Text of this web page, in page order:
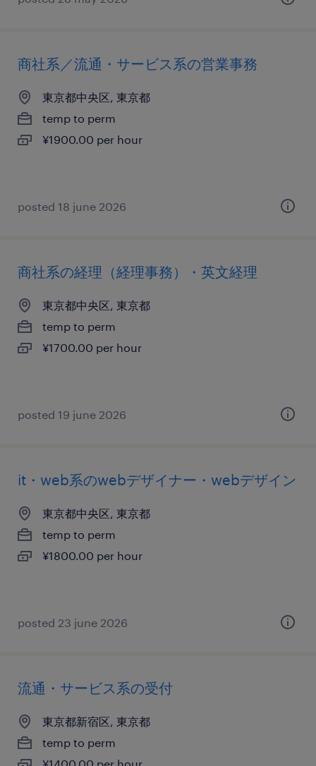
商社系／流通・サービス系の営業事務
東京都中央区, 東京都
temp to perm
¥1900.00 per hour
posted 18 june 2026
商社系の経理（経理事務）・英文経理
東京都中央区, 東京都
temp to perm
¥1700.00 per hour
posted 19 june 2026
it・web系のwebデザイナー・webデザイン
東京都中央区, 東京都
temp to perm
¥1800.00 per hour
posted 23 june 2026
流通・サービス系の受付
東京都新宿区, 東京都
temp to perm